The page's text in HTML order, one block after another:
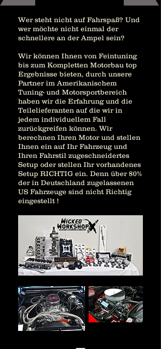
Wer steht nicht auf Fahrspaß? Und
wer möchte nicht einmal der
schnellere an der Ampel sein?
Wir können Ihnen von Feintuning
bis zum Kompletten Motorbau top
Ergebnisse bieten, durch unsere
Partner im Amerikanischem
Tuning- und Motorsportbereich
haben wir die Erfahrung und die
Teilelieferanten auf die wir in
jedem individuellem Fall
zurückgreifen können. Wir
berechnen Ihren Motor und stellen
Ihnen ein auf Ihr Fahrzeug und
Ihren Fahrstil zugeschneidertes
Setup oder stellen Ihr vorhandenes
Setup RICHTIG ein. Denn über 80%
der in Deutschland zugelassenen
US Fahrzeuge sind nicht Richtig
eingestellt !